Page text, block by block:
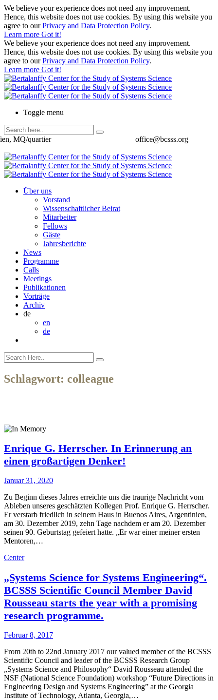
We believe your experience does not need any improvement.
Hence, this website does not use cookies. By using this website you
agree to ourPrivacy and Data Protection Policy.
Learn more Got it!
We believe your experience does not need any improvement.
Hence, this website does not use cookies. By using this website you
agree to ourPrivacy and Data Protection Policy.
Learn more Got it!
Toggle menu
office@bcsss.org
MQ/quartier
Über uns
Vorstand
Wissenschaftlicher Beirat
Mitarbeiter
Fellows
Gäste
Jahresberichte
News
Programme
Calls
Meetings
Publikationen
Vorträge
Archiv
de
en
de
Schlagwort: colleague
Enrique G. Herrscher. In Erinnerung an
einen großartigen Denker!
Januar 31, 2020
Zu Beginn dieses Jahres erreichte uns die traurige Nachricht vom
Ableben unseres geschätzten Kollegen Prof. Enrique G. Herrscher.
Er verstarb friedlich in seinem Haus in Buenos Aires, Argentinien,
am 30. Dezember 2019, zehn Tage nachdem er am 20. Dezember
seinen 90. Geburtstag gefeiert hatte. „Er war einer meiner ersten
Mentoren,…
Center
„Systems Science for Systems Engineering“.
BCSSS Scientific Council Member David
Rousseau starts the year with a promising
research programme.
Februar 8, 2017
From 20th to 22nd January 2017 our valued member of the BCSSS
Scientific Council and leader of the BCSSS Research Group
„Systems Science and Philosophy“ David Rousseau attended the
NSF (National Science Foundation) workshop “Future Directions in
Engineering Design and Systems Engineering” at the Georgia
Institute of Technology, Atlanta, Georgia,…